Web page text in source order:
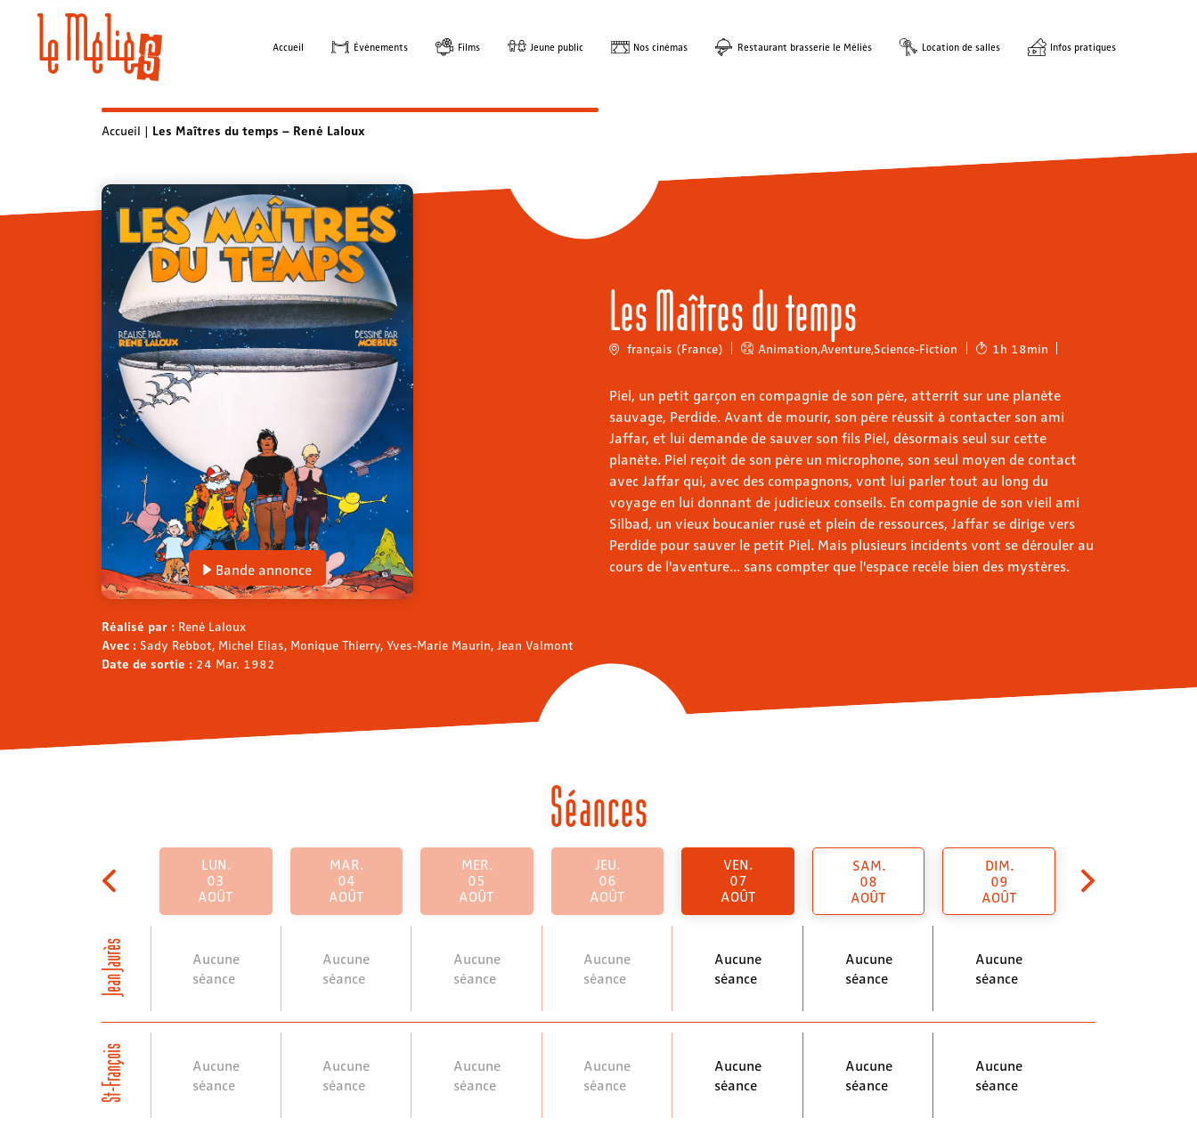
Accueil Évènements Films Jeune public Nos cinémas Restaurant brasserie le Méliès Location de salles Infos pratiques
Accueil | Les Maîtres du temps – René Laloux
Bande annonce
Réalisé par : René Laloux
Avec : Sady Rebbot, Michel Elias, Monique Thierry, Yves-Marie Maurin, Jean Valmont
Date de sortie : 24 Mar. 1982
Les Maîtres du temps
français (France) Animation Aventure, Science-Fiction 1h 18min
Piel, un petit garçon en compagnie de son père, atterrit sur une planète
sauvage, Perdide. Avant de mourir, son père réussit à contacter son ami
Jaffar, et lui demande de sauver son fils Piel, désormais seul sur cette
planète. Piel reçoit de son père un microphone, son seul moyen de contact
avec Jaffar qui, avec des compagnons, vont lui parler tout au long du
voyage en lui donnant de judicieux conseils. En compagnie de son vieil ami
Silbad, un vieux boucanier rusé et plein de ressources, Jaffar se dirige vers
Perdide pour sauver le petit Piel. Mais plusieurs incidents vont se dérouler au
cours de l'aventure... sans compter que l'espace recèle bien des mystères.
Séances
Jean Jaurès
St-François
LUN.
03
AOÛT
Aucune
séance
Aucune
séance
MAR.
04
AOÛT
Aucune
séance
Aucune
séance
MER.
05
AOÛT
Aucune
séance
Aucune
séance
JEU.
06
AOÛT
Aucune
séance
Aucune
séance
VEN.
07
AOÛT
Aucune
séance
Aucune
séance
SAM.
08
AOÛT
Aucune
séance
Aucune
séance
DIM.
09
AOÛT
Aucune
séance
Aucune
séance